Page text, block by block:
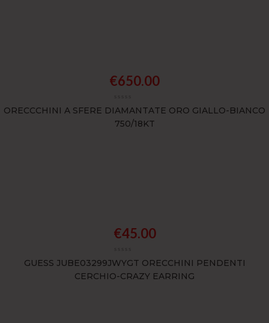
ORECCCHINI A SFERE DIAMANTATE ORO GIALLO-BIANCO
750/18KT
€650.00
GUESS JUBE03299JWYGT ORECCHINI PENDENTI
CERCHIO-CRAZY EARRING
€45.00